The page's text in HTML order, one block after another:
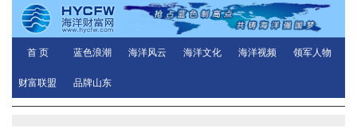
首 页 蓝色浪潮 海洋风云 海洋文化 海洋视频 领军人物
财富联盟 品牌山东